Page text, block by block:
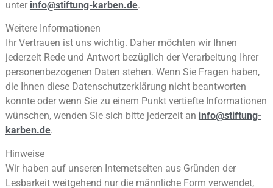
unter info@stiftung-karben.de.
Weitere Informationen
Ihr Vertrauen ist uns wichtig. Daher möchten wir Ihnen
jederzeit Rede und Antwort bezüglich der Verarbeitung Ihrer
personenbezogenen Daten stehen. Wenn Sie Fragen haben,
die Ihnen diese Datenschutzerklärung nicht beantworten
konnte oder wenn Sie zu einem Punkt vertiefte Informationen
wünschen, wenden Sie sich bitte jederzeit an info@stiftung-
karben.de.
Hinweise
Wir haben auf unseren Internetseiten aus Gründen der
Lesbarkeit weitgehend nur die männliche Form verwendet,